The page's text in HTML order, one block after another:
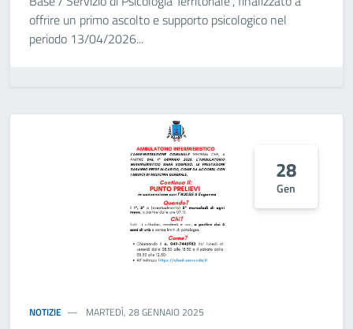
offrire un primo ascolto e supporto psicologico nel
periodo 13/04/2026...
28
Gen
NOTIZIE MARTEDÌ, 28 GENNAIO 2025